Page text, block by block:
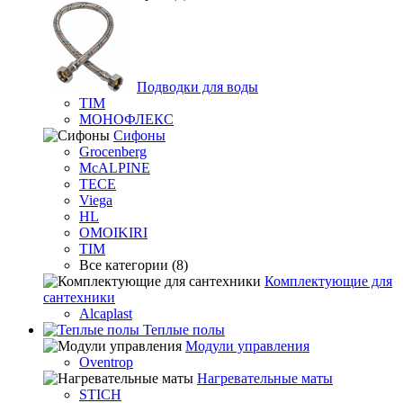
Подводки для воды
TIM
МОНОФЛЕКС
Сифоны
Grocenberg
McALPINE
TECE
Viega
HL
OMOIKIRI
TIM
Все категории (8)
Комплектующие для
сантехники
Alcaplast
Теплые полы
Модули управления
Oventrop
Нагревательные маты
STICH